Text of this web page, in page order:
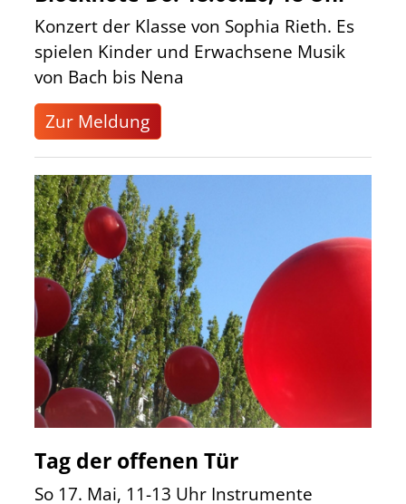
Konzert der Klasse von Sophia Rieth. Es
spielen Kinder und Erwachsene Musik
von Bach bis Nena
Zur Meldung
Tag der offenen Tür
So 17. Mai, 11-13 Uhr Instrumente